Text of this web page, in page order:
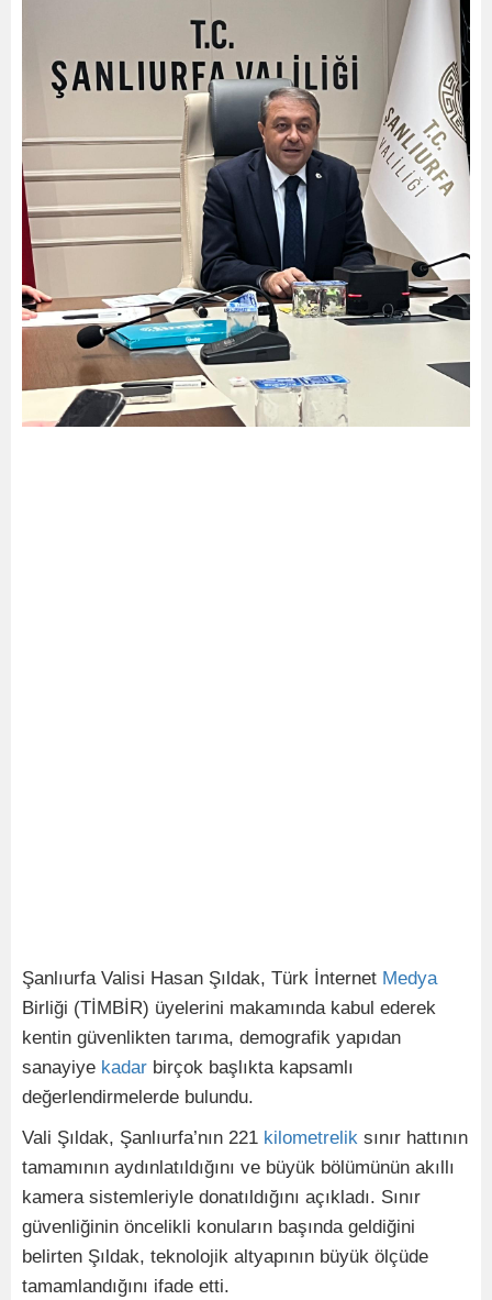
Şanlıurfa Valisi Hasan Şıldak, Türk İnternet Medya
Birliği (TİMBİR) üyelerini makamında kabul ederek
kentin güvenlikten tarıma, demografik yapıdan
sanayiye kadar birçok başlıkta kapsamlı
değerlendirmelerde bulundu.
Vali Şıldak, Şanlıurfa’nın 221 kilometrelik sınır hattının
tamamının aydınlatıldığını ve büyük bölümünün akıllı
kamera sistemleriyle donatıldığını açıkladı. Sınır
güvenliğinin öncelikli konuların başında geldiğini
belirten Şıldak, teknolojik altyapının büyük ölçüde
tamamlandığını ifade etti.